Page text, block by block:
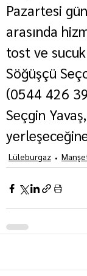
Pazartesi
arasında
tost ve
Söğüşçü
(0544 426
Seçgin
Lüleburgaz